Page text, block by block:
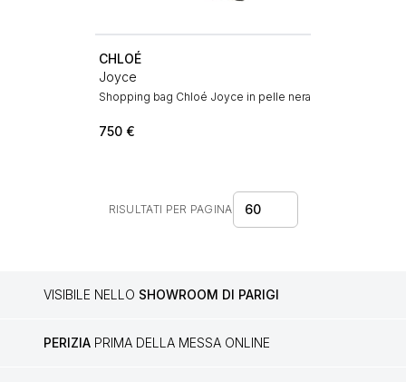
CHLOÉ
Joyce
Shopping bag Chloé Joyce in pelle nera
750 €
RISULTATI PER PAGINA 60
VISIBILE NELLO SHOWROOM DI PARIGI
PERIZIA PRIMA DELLA MESSA ONLINE